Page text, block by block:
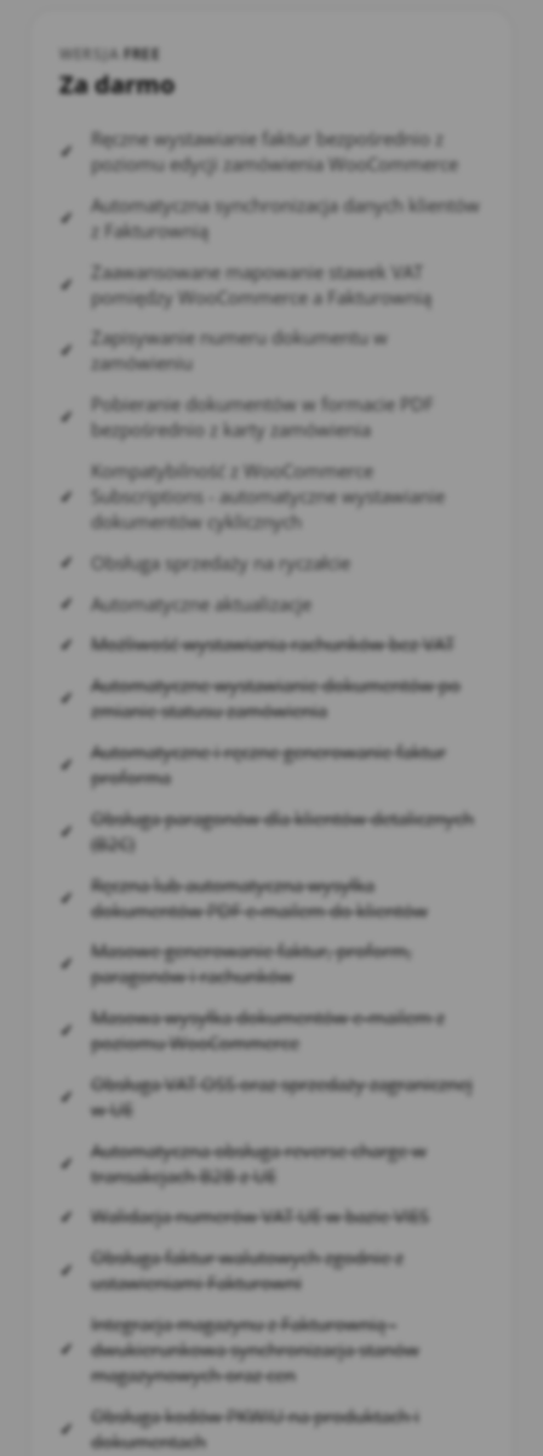
WERSJAFREE
Za darmo
Ręczne wystawianie faktur bezpośrednio z
poziomu edycji zamówienia WooCommerce
Automatyczna synchronizacja danych klientów
z Fakturownią
Zaawansowane mapowanie stawek VAT
pomiędzy WooCommerce a Fakturownią
Zapisywanie numeru dokumentu w
zamówieniu
Pobieranie dokumentów w formacie PDF
bezpośrednio z karty zamówienia
Kompatybilność z WooCommerce
Subscriptions - automatyczne wystawianie
dokumentów cyklicznych
Obsługa sprzedaży na ryczałcie
Automatyczne aktualizacje
Możliwość wystawiania rachunków bez VAT
Automatyczne wystawianie dokumentów po
zmianie statusu zamówienia
Automatyczne i ręczne generowanie faktur
proforma
Obsługa paragonów dla klientów detalicznych
(B2C)
Ręczna lub automatyczna wysyłka
dokumentów PDF e-mailem do klientów
Masowe generowanie faktur, proform,
paragonów i rachunków
Masowa wysyłka dokumentów e-mailem z
poziomu WooCommerce
Obsługa VAT OSS oraz sprzedaży zagranicznej
w UE
Automatyczna obsługa reverse charge w
transakcjach B2B z UE
Walidacja numerów VAT UE w bazie VIES
Obsługa faktur walutowych zgodnie z
ustawieniami Fakturowni
Integracja magazynu z Fakturownią -
dwukierunkowa synchronizacja stanów
magazynowych oraz cen
Obsługa kodów PKWiU na produktach i
dokumentach